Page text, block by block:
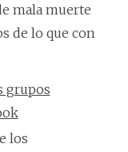
mala muerte
de lo que con
grupos
los